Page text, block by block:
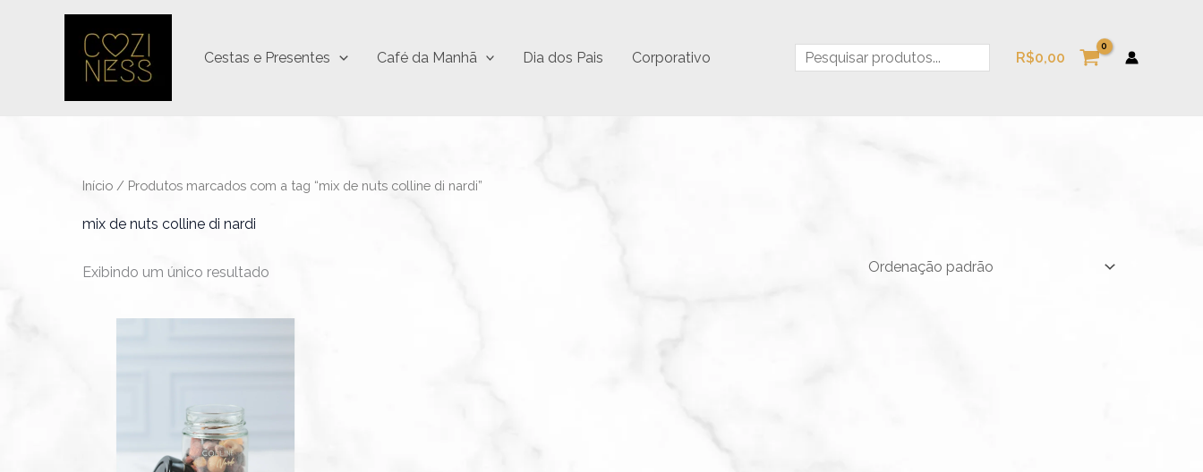
Cestas e Presentes Café da Manhã Dia dos Pais Corporativo R$0,00
Início / Produtos marcados com a tag “mix de nuts colline di nardi”
mix de nuts colline di nardi
Exibindo um único resultado